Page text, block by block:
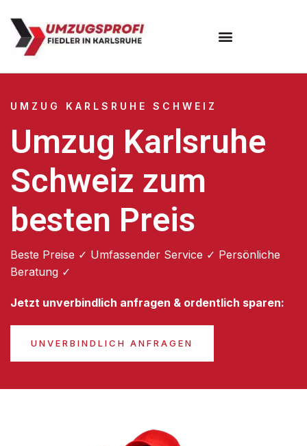
UMZUG KARLSRUHE SCHWEIZ
Umzug Karlsruhe
Schweiz zum
besten Preis
Beste Preise ✓ Umfassender Service ✓ Persönliche
Beratung ✓
Jetzt unverbindlich anfragen & ordentlich sparen:
UNVERBINDLICH ANFRAGEN